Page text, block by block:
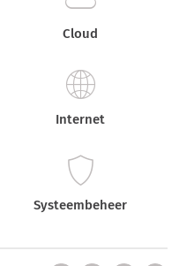
Cloud
Internet
Systeembeheer